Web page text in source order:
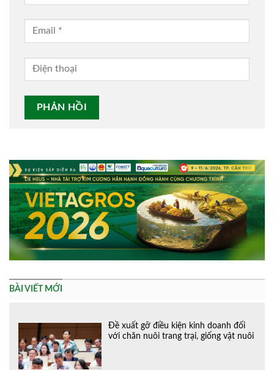
BÀI VIẾT MỚI
Đề xuất gỡ điều kiện kinh doanh đối
với chăn nuôi trang trại, giống vật nuôi